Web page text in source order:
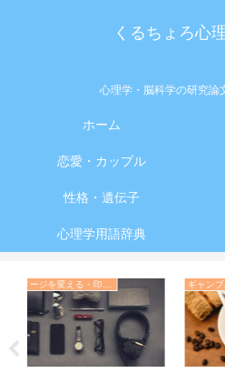
くるちょろ心
心理学・脳科学の研究論
ホーム
恋愛・カップル
性格・遺伝子
心理学用語辞典
お